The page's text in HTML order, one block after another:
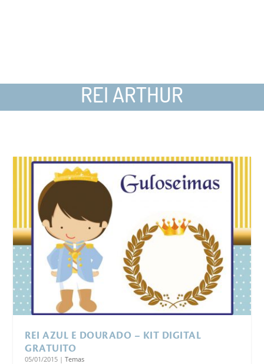
REI ARTHUR
REI AZUL E DOURADO – KIT DIGITAL
GRATUITO
05/01/2015 |Temas